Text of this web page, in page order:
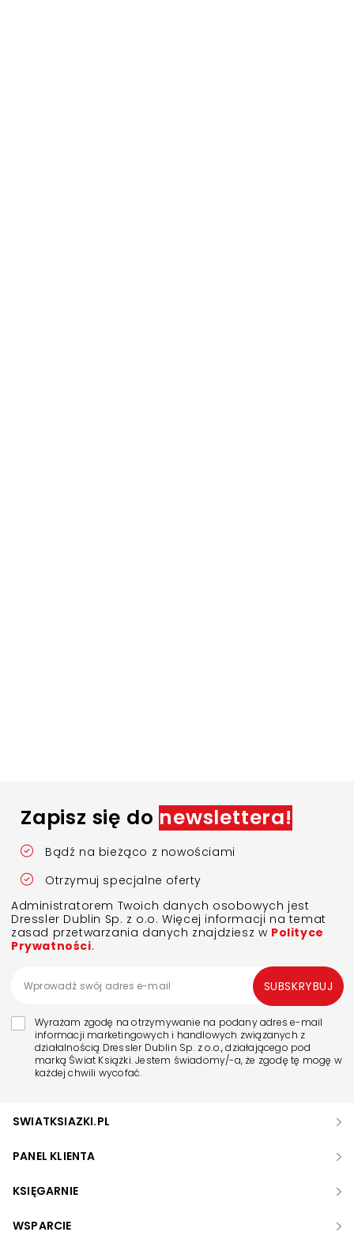
Zapisz się do newslettera!
Bądź na bieżąco z nowościami
Otrzymuj specjalne oferty
Administratorem Twoich danych osobowych jest
Dressler Dublin Sp. z o.o. Więcej informacji na temat
zasad przetwarzania danych znajdziesz w Polityce
Prywatności.
Wyrażam zgodę na otrzymywanie na podany adres e-mail
informacji marketingowych i handlowych związanych z
działalnością Dressler Dublin Sp. z o.o., działającego pod
marką Świat Książki. Jestem świadomy/-a, że zgodę tę mogę w
każdej chwili wycofać.
SUBSKRYBUJ
SWIATKSIAZKI.PL
PANEL KLIENTA
KSIĘGARNIE
WSPARCIE